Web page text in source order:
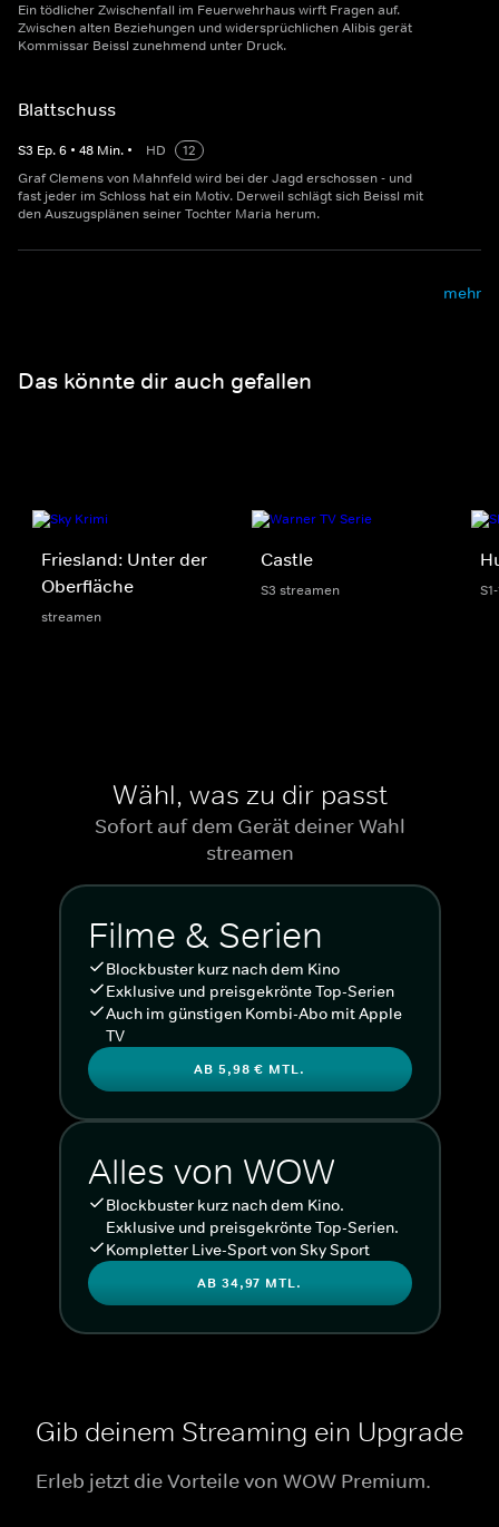
Ein tödlicher Zwischenfall im Feuerwehrhaus wirft Fragen auf.
Zwischen alten Beziehungen und widersprüchlichen Alibis gerät
Kommissar Beissl zunehmend unter Druck.
Blattschuss
S3 Ep.6 • 48 Min. • HD
12
Graf Clemens von Mahnfeld wird bei der Jagd erschossen - und
fast jeder im Schloss hat ein Motiv. Derweil schlägt sich Beissl mit
den Auszugsplänen seiner Tochter Maria herum.
mehr
Das könnte dir auch gefallen
Friesland: Unter der
Oberfläche
streamen
Castle
S3 streamen
Wähl, was zu dir passt
Sofort auf dem Gerät deiner Wahl
streamen
Filme & Serien
Blockbuster kurz nach dem Kino
Exklusive und preisgekrönte Top-Serien
Auch im günstigen Kombi-Abo mit Apple
TV
AB 5,98 € MTL.
Alles von WOW
Blockbuster kurz nach dem Kino.
Exklusive und preisgekrönte Top-Serien.
Kompletter Live-Sport von Sky Sport
AB 34,97 MTL.
Gib deinem Streaming ein Upgrade
Erleb jetzt die Vorteile von WOW Premium.